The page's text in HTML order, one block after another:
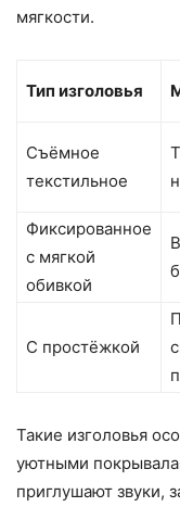
мягкости.
Тип изголовья
Съёмное
текстильное
Фиксированное
с мягкой
обивкой
С простёжкой
Такие изголовья
уютными
приглушают звуки,